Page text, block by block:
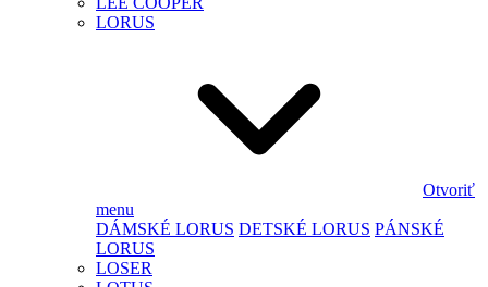
LORUS
Otvoriť
menu
DÁMSKÉ LORUS DETSKÉ LORUS PÁNSKÉ
LORUS
LOSER